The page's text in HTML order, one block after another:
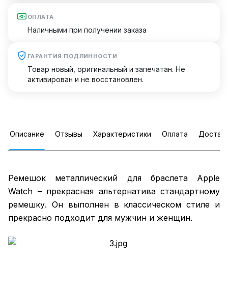
ОПЛАТА
Наличными при получении заказа
ГАРАНТИЯ ПОДЛИННОСТИ
Товар новый, оригинальный и запечатан. Не
активирован и не восстановлен.
Описание Отзывы Характеристики Оплата
Ремешок металлический для браслета Apple
Watch – прекрасная альтернатива стандартному
ремешку. Он выполнен в классическом стиле и
прекрасно подходит для мужчин и женщин.